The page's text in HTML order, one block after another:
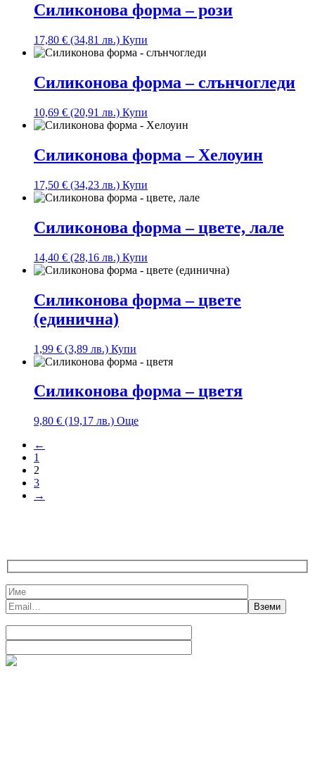
Силиконова форма – рози
17,80 € (34,81 лв.) Купи
Силиконова форма – слънчогледи
10,69 € (20,91 лв.) Купи
Силиконова форма – Хелоуин
17,50 € (34,23 лв.) Купи
Силиконова форма – цветe, лале
14,40 € (28,16 лв.) Купи
Силиконова форма – цвете
(единична)
1,99 € (3,89 лв.) Купи
Силиконова форма – цветя
9,80 € (19,17 лв.) Още
←
1
2
3
→